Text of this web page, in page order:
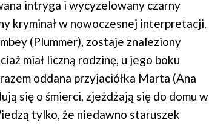
intryga i wycyzelowany czarny
kryminał w nowoczesnej interpretacji.
(Plummer), zostaje znaleziony
miał liczną rodzinę, u jego boku
oddana przyjaciółka Marta (Ana
się o śmierci, zjeżdżają się do domu w
tylko, że niedawno staruszek